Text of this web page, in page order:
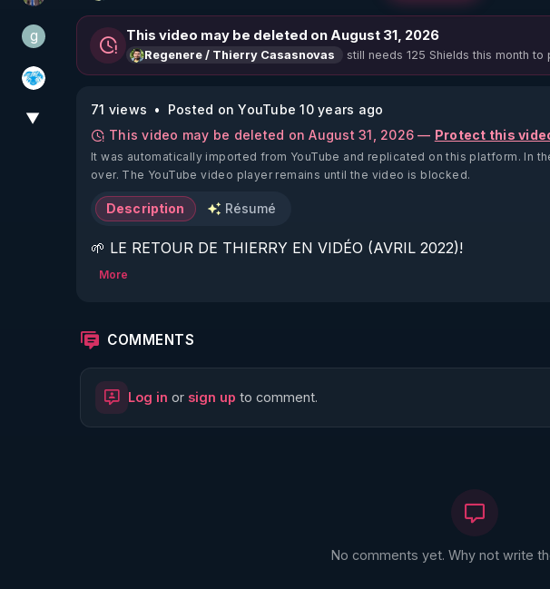
ggilo59
A.D.N.M
▼
This video may be deleted on August 31, 2026
Regenere / Thierry Casasnovas still needs 125 Shields this month
71 views
Posted on YouTube 10 years ago
This video may be deleted on August 31, 2026 — Protect this
It was automatically imported from YouTube and replicated on this platform. In
over. The YouTube video player remains until the video is blocked.
Description Résumé
🌱 LE RETOUR DE THIERRY EN VIDÉO (AVRIL 2022)!
🌱 LE MAGAZINE RÉGÉNÈRE
http://rgnr.li/ymag
More
COMMENTS
Log in or sign up to comment.
No comments yet. Why not write